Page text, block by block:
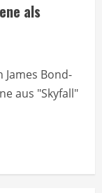
als
James Bond-
aus "Skyfall"